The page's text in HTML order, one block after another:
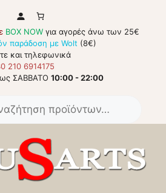
BOX NOW για αγορές άνω των 25€
παράδοση με Wolt (8€)
και τηλεφωνικά
210 6914175
ΣΑΒΒΑΤΟ 10:00 - 22:00